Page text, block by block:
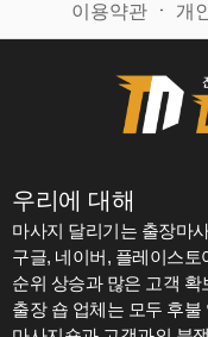
이용약관 ㆍ 개
우리에 대해
마사지 달리기는 출장마
구글, 네이버, 플레이스
순위 상승과 많은 고객
출장 숍 업체는 모두 후